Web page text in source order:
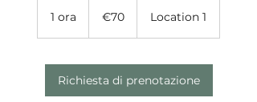
1 ora €70 Location 1
Richiesta di prenotazione